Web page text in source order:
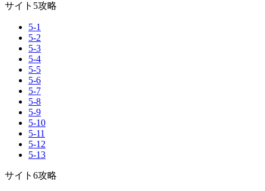
サイト5攻略
5-1
5-2
5-3
5-4
5-5
5-6
5-7
5-8
5-9
5-10
5-11
5-12
5-13
サイト6攻略